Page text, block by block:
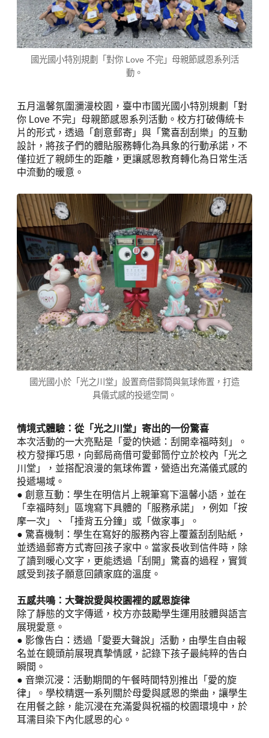
國光國小特別規劃「對你 Love 不完」母親節感恩系列活
動。
五月溫馨氛圍瀰漫校園，臺中市國光國小特別規劃「對
你 Love 不完」母親節感恩系列活動。校方打破傳統卡
片的形式，透過「創意郵寄」與「驚喜刮刮樂」的互動
設計，將孩子們的體貼服務轉化為具象的行動承諾，不
僅拉近了親師生的距離，更讓感恩教育轉化為日常生活
中流動的暖意。
國光國小於「光之川堂」設置商借郵筒與氣球佈置，打造
具儀式感的投遞空間。
情境式體驗：從「光之川堂」寄出的一份驚喜
本次活動的一大亮點是「愛的快遞：刮開幸福時刻」。
校方發揮巧思，向郵局商借可愛郵筒佇立於校內「光之
川堂」，並搭配浪漫的氣球佈置，營造出充滿儀式感的
投遞場域。
● 創意互動：學生在明信片上親筆寫下溫馨小語，並在
「幸福時刻」區塊寫下具體的「服務承諾」，例如「按
摩一次」、「捶背五分鐘」或「做家事」。
● 驚喜機制：學生在寫好的服務內容上覆蓋刮刮貼紙，
並透過郵寄方式寄回孩子家中。當家長收到信件時，除
了讀到暖心文字，更能透過「刮開」驚喜的過程，實質
感受到孩子願意回饋家庭的溫度。
五感共鳴：大聲說愛與校園裡的感恩旋律
除了靜態的文字傳遞，校方亦鼓勵學生運用肢體與語言
展現愛意。
● 影像告白：透過「愛要大聲說」活動，由學生自由報
名並在鏡頭前展現真摯情感，記錄下孩子最純粹的告白
瞬間。
● 音樂沉浸：活動期間的午餐時間特別推出「愛的旋
律」。學校精選一系列關於母愛與感恩的樂曲，讓學生
在用餐之餘，能沉浸在充滿愛與祝福的校園環境中，於
耳濡目染下內化感恩的心。